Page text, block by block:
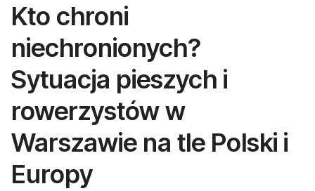
Kto chroni
niechronionych?
Sytuacja pieszych i
rowerzystów w
Warszawie na tle Polski i
Europy